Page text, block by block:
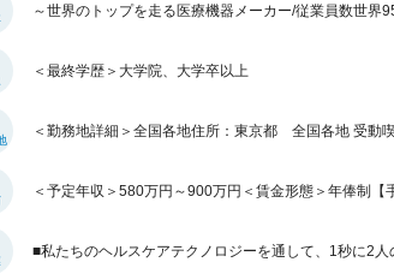
～世界のトップを走る医療機器メーカー/従業員数世
＜最終学歴＞大学院、大学卒以上
＜勤務地詳細＞全国各地住所：東京都 全国各地 受動
＜予定年収＞580万円～900万円＜賃金形態＞年俸制
■私たちのヘルスケアテクノロジーを通して、1秒に2